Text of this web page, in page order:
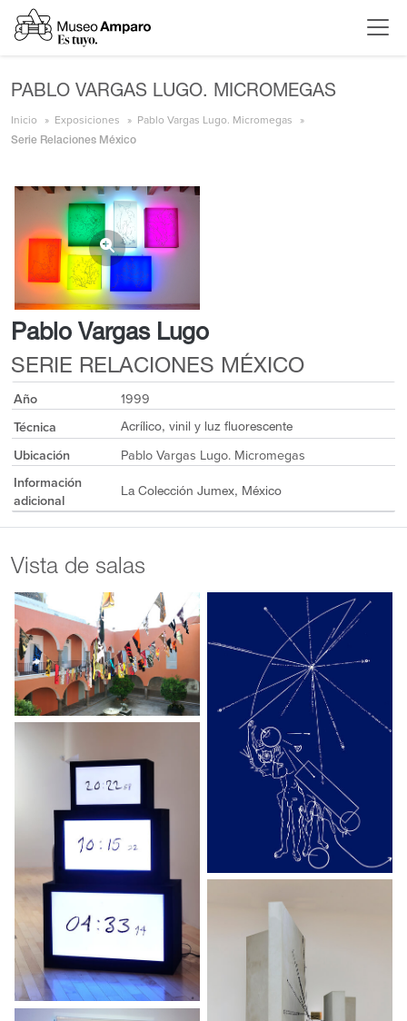
PABLO VARGAS LUGO. MICROMEGAS
Inicio Exposiciones Pablo Vargas Lugo. Micromegas
Serie Relaciones México
Pablo Vargas Lugo
SERIE RELACIONES MÉXICO
Año
1999
Técnica
Acrílico, vinil y luz fluorescente
Ubicación
Pablo Vargas Lugo. Micromegas
Información
adicional
La Colección Jumex, México
Vista de salas